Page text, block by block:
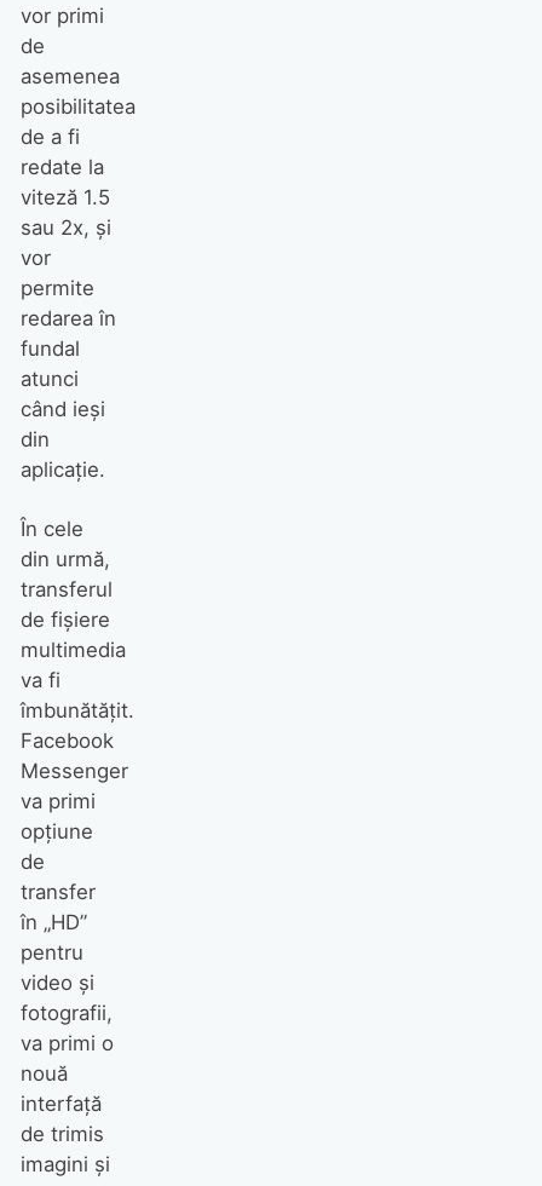
vor primi
de
asemenea
posibilitatea
de a fi
redate la
viteză 1.5
sau 2x, și
vor
permite
redarea în
fundal
atunci
când ieși
din
aplicație.
În cele
din urmă,
transferul
de fișiere
multimedia
va fi
îmbunătățit.
Facebook
Messenger
va primi
opțiune
de
transfer
în „HD”
pentru
video și
fotografii,
va primi o
nouă
interfață
de trimis
imagini și